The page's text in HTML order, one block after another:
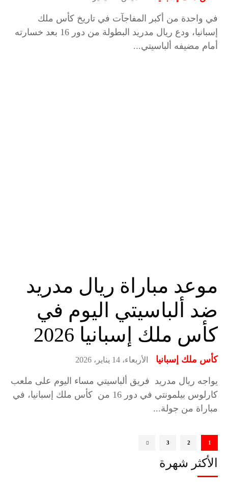
في واحدة من أكبر المفاجآت في تاريخ كأس ملك
إسبانيا، ودع ريال مدريد البطولة من دور 16 بعد خسارته
أمام مضيفه ألباسيتي...
موعد مباراة ريال مدريد
ضد ألباسيتي اليوم في
كأس ملك إسبانيا 2026
كأس ملك إسبانيا الأربعاء، 14 يناير، 2026
يواجه ريال مدريد فريق ألباسيتي مساء اليوم على ملعب
كارلوس بيلمونتي في دور 16 من كأس ملك إسبانيا، في
مباراة من جولة...
1
2
3
الأكثر شهرة